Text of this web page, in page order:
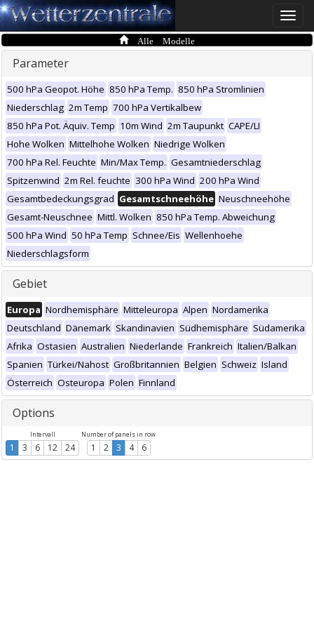
Toggle
Alle Modelle
Parameter
500 hPa Geopot. Höhe 850 hPa Temp. 850 hPa Stromlinien
Niederschlag 2m Temp 700 hPa Vertikalbew
850 hPa Pot. Äquiv. Temp 10m Wind 2m Taupunkt CAPE/LI
Hohe Wolken Mittelhohe Wolken Niedrige Wolken
700 hPa Rel. Feuchte Min/Max Temp. Gesamtniederschlag
Spitzenwind 2m Rel. feuchte 300 hPa Wind 200 hPa Wind
Gesamtbedeckungsgrad Gesamtschneehöhe Neuschneehöhe
Gesamt-Neuschnee Mittl. Wolken 850 hPa Temp. Abweichung
500 hPa Wind 50 hPa Temp Schnee/Eis Wellenhoehe
Niederschlagsform
Gebiet
Europa Nordhemisphäre Mitteleuropa Alpen Nordamerika
Deutschland Dänemark Skandinavien Südhemisphäre Südamerika
Afrika Ostasien Australien Niederlande Frankreich Italien/Balkan
Spanien Türkei/Nahost Großbritannien Belgien Schweiz Island
Österreich Osteuropa Polen Finnland
Options
Intervall
1 3 6 12 24
Number of panels in row
1 2 3 4 6